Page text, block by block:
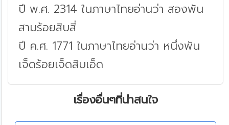
ปี พ.ศ. 2314 ในภาษาไทยอ่านว่า สองพัน
สามร้อยสิบสี่
ปี ค.ศ. 1771 ในภาษาไทยอ่านว่า หนึ่งพัน
เจ็ดร้อยเจ็ดสิบเอ็ด
เรื่องอื่นๆที่น่าสนใจ